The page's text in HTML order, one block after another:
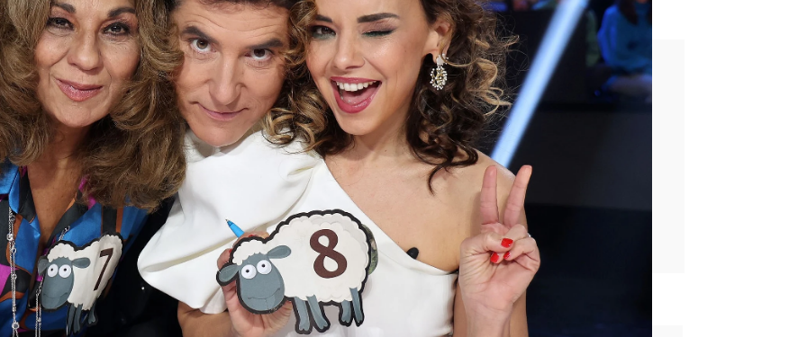
tras la undécima gala de 'Tu cara me suena 10'